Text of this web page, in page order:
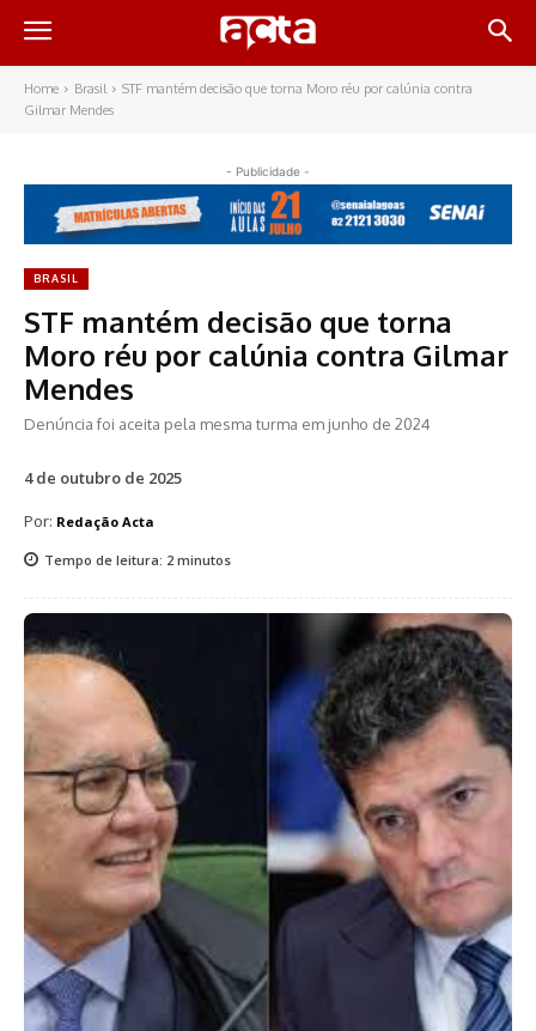
Home Brasil
STF mantém decisão que torna Moro réu por calúnia contra
Gilmar Mendes
- Publicidade -
BRASIL
STF mantém decisão que torna
Moro réu por calúnia contra Gilmar
Mendes
Denúncia foi aceita pela mesma turma em junho de 2024
4 de outubro de 2025
Por: Redação Acta
Tempo de leitura: 2 minutos